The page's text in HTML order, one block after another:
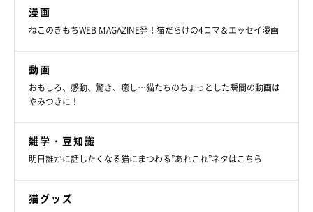
漫画
ねこのきもちWEB MAGAZINE発！猫だらけの4コマ＆エッセイ漫画
動画
おもしろ、感動、驚き、癒し…猫たちのちょっとした瞬間の動画は
やみつきに！
雑学・豆知識
明日誰かに話したくなる猫にまつわる”あれこれ”ネタはこちら
猫グッズ